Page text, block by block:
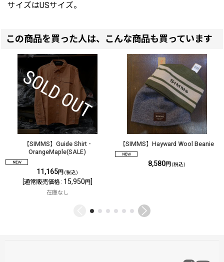
サイズはUSサイズ。
この商品を買った人は、こんな商品も買っています
【SIMMS】Guide Shirt -
OrangeMaple(SALE)
11,165円 (税込)
通常販売価格: 15,950 円]
在庫なし
【SIMMS】Hayward Wool Beanie
8,580円 (税込)